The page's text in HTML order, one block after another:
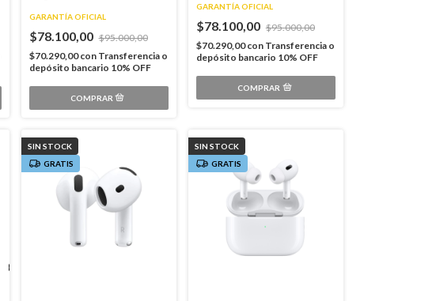
GARANTÍA OFICIAL
$78.100,00 $95.000,00
$70.290,00con Transferencia o
depósito bancario 10% OFF
GARANTÍA OFICIAL
$78.100,00 $95.000,00
$70.290,00con Transferencia o
depósito bancario 10% OFF
SIN STOCK
GRATIS
SIN STOCK
GRATIS